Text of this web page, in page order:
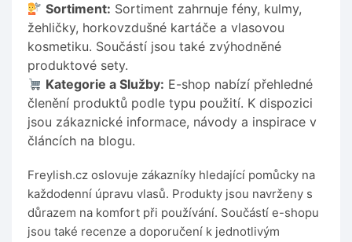
Sortiment: Sortiment zahrnuje fény, kulmy,
žehličky, horkovzdušné kartáče a vlasovou
kosmetiku. Součástí jsou také zvýhodněné
produktové sety.
Kategorie a Služby: E-shop nabízí přehledné
členění produktů podle typu použití. K dispozici
jsou zákaznické informace, návody a inspirace v
článcích na blogu.
Freylish.cz oslovuje zákazníky hledající pomůcky na
každodenní úpravu vlasů. Produkty jsou navrženy s
důrazem na komfort při používání. Součástí e-shopu
jsou také recenze a doporučení k jednotlivým